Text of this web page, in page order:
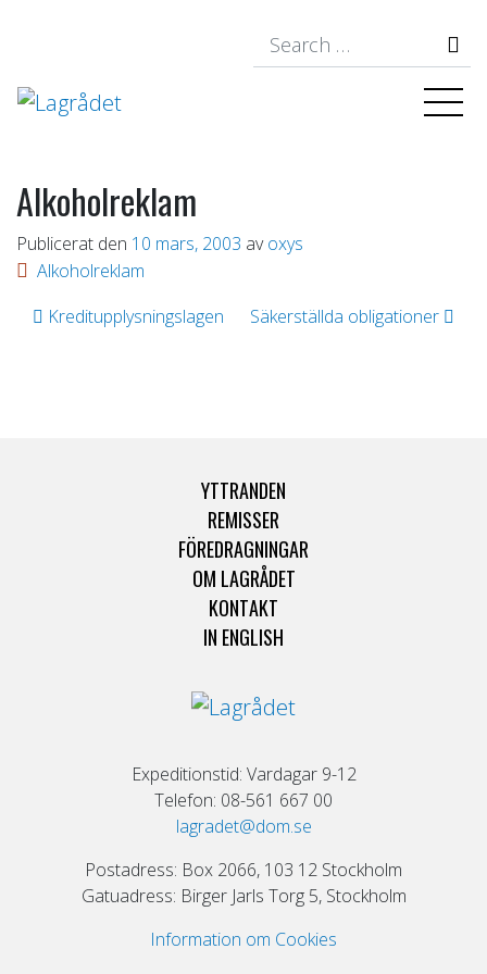
Alkoholreklam
Publicerat den 10 mars, 2003 av oxys
Alkoholreklam
Inläggsnavigering
Kreditupplysningslagen Säkerställda obligationer
YTTRANDEN
REMISSER
FÖREDRAGNINGAR
OM LAGRÅDET
KONTAKT
IN ENGLISH
Expeditionstid: Vardagar 9-12
Telefon: 08-561 667 00
lagradet@dom.se
Postadress: Box 2066, 103 12 Stockholm
Gatuadress: Birger Jarls Torg 5, Stockholm
Information om Cookies